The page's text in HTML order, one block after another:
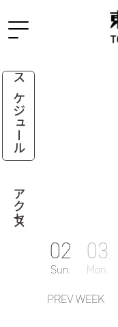
スケジュール
アクセス
PREV WEEK
02
Sun.
03
Mon.